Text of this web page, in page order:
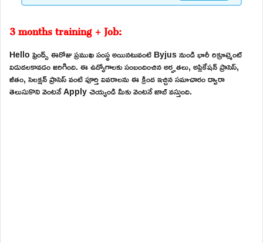
3 months training + Job:
Hello ఫ్రెండ్స్ ఈరోజు ప్రముఖ సంస్థ అయినటువంటి Byjus నుండి భారీ రిక్రూట్మెంట్
విడుదలకావడం జరిగింది. ఈ ఉద్యోగాలకు సంబందించిన అర్హతలు, అప్లికేషన్ ప్రాసెస్,
జీతం, సెలక్షన్ ప్రాసెస్ వంటి పూర్తి వివరాలను ఈ క్రింద ఇచ్చిన సమాచారం ద్వారా
తెలుసుకొని వెంటనే Apply చెయ్యండి మీకు వెంటనే జాబ్ వస్తుంది.